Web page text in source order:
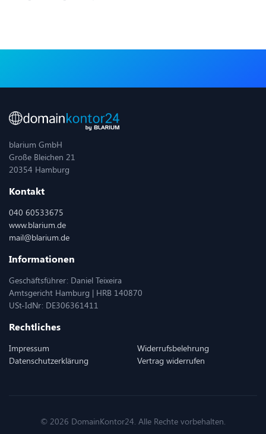
blarium GmbH
Große Bleichen 21
20354 Hamburg
Kontakt
040 60533675
www.blarium.de
mail@blarium.de
Informationen
Geschäftsführer: Daniel Teixeira
Amtsgericht Hamburg | HRB 140870
USt-IdNr: DE306361411
Rechtliches
Impressum
Datenschutzerklärung
Widerrufsbelehrung
Vertrag widerrufen
© 2026 DomainKontor24. Alle Rechte vorbehalten.